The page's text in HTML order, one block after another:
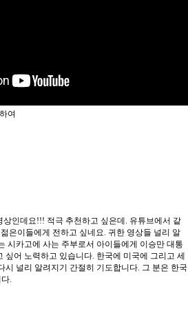
여
인데요!!! 적극 추천하고 싶은데. 유튜브에서 같
은이들에게 전하고 싶네요. 귀한 영상들 널리 알
시카고에 사는 주부로서 아이들에게 이승만 대통
싶어 노력하고 있습니다. 한국에 미국에 그리고 세
시 널리 알려지기 간절히 기도합니다. 그 분은 한국
.